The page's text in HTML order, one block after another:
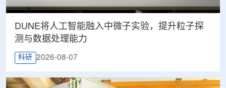
DUNE将人工智能融入中微子实验，提升粒子探
测与数据处理能力
科研 2026-08-07